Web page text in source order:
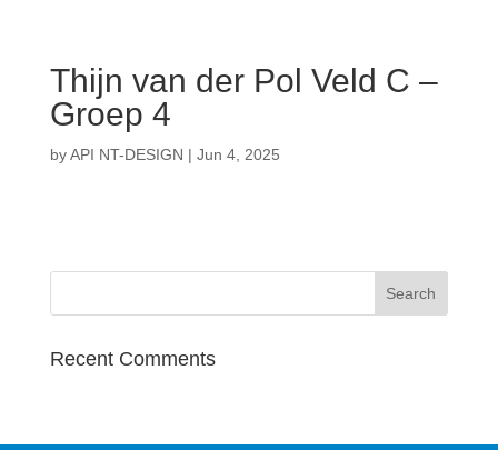
Thijn van der Pol Veld C –
Groep 4
byAPI NT-DESIGN | Jun 4, 2025
Recent Comments